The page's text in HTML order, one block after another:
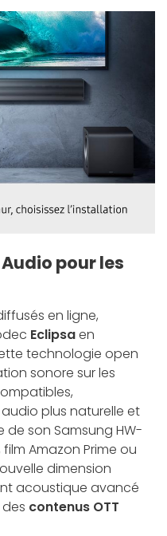
pour les
en ligne,
Eclipsaen
technologie open
sonore sur les
plus naturelle et
de son Samsung HW-
film Amazon Prime ou
dimension
acoustique avancé
contenus OTT